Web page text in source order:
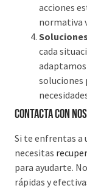
acciones
normativa
cada
soluciones
Contacta con
Si te enfrentas a
necesitas
para ayudarte.
rápidas y